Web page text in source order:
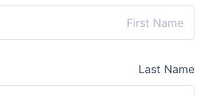
Last Name